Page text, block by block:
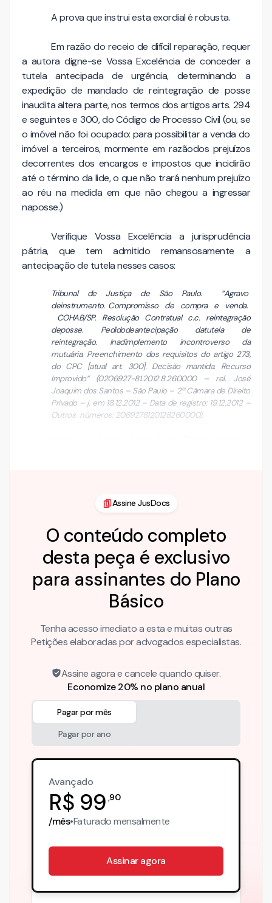
A prova que instrui esta exordial é robusta.
Em razão do receio de difícil reparação, requer
a autora digne-se Vossa Excelência de conceder a
tutela antecipada de urgência, determinando a
expedição de mandado de reintegração de posse
inaudita altera parte, nos termos dos artigos arts. 294
e seguintes e 300, do Código de Processo Civil (ou, se
o imóvel não foi ocupado: para possibilitar a venda do
imóvel a terceiros, mormente em razãodos prejuízos
decorrentes dos encargos e impostos que incidirão
até o término da lide, o que não trará nenhum prejuízo
ao réu na medida em que não chegou a ingressar
naposse.)
Verifique Vossa Excelência a jurisprudência
pátria, que tem admitido remansosamente a
antecipação de tutela nesses casos:
Tribunal de Justiça de São Paulo. “Agravo
deinstrumento. Compromisso de compra e venda.
COHAB/SP. Resolução Contratual c.c. reintegração
deposse. Pedidodeantecipação datutela de
reintegração. Inadimplemento incontroverso da
mutuária. Preenchimento dos requisitos do artigo 273,
do CPC [atual art. 300]. Decisão mantida. Recurso
Improvido” (0206927-81.2012.8.26.0000 – rel. José
Joaquim dos Santos – São Paulo – 2ª Câmara de Direito
Privado – j. em 18.12.2012 – Data de registro: 19.12.2012 –
Outros números: 2069278120128260000).
Assine JusDocs
O conteúdo completo
desta peça é exclusivo
para assinantes do Plano
Básico
Tenha acesso imediato a esta e muitas outras
Petições elaboradas por advogados especialistas.
Assine agora e cancele quando quiser.
Economize 20% no plano anual
Pagar por mês
Pagar por ano
Avançado
R$ 99 90
/mês•Faturadomensalmente
Assinar agora